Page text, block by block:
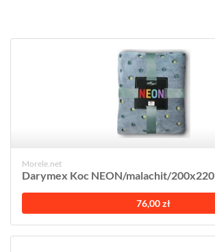
Morele.net
Darymex Koc NEON/malachit/200x220
76,00 zł